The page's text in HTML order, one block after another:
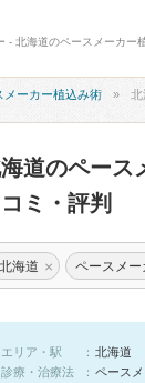
- 北海道のペースメーカー
メーカー植込み術 北
道のペース
ミ・評判
北海道 × ペースメ
エリア・駅
北海道
診療・治療法
ペース